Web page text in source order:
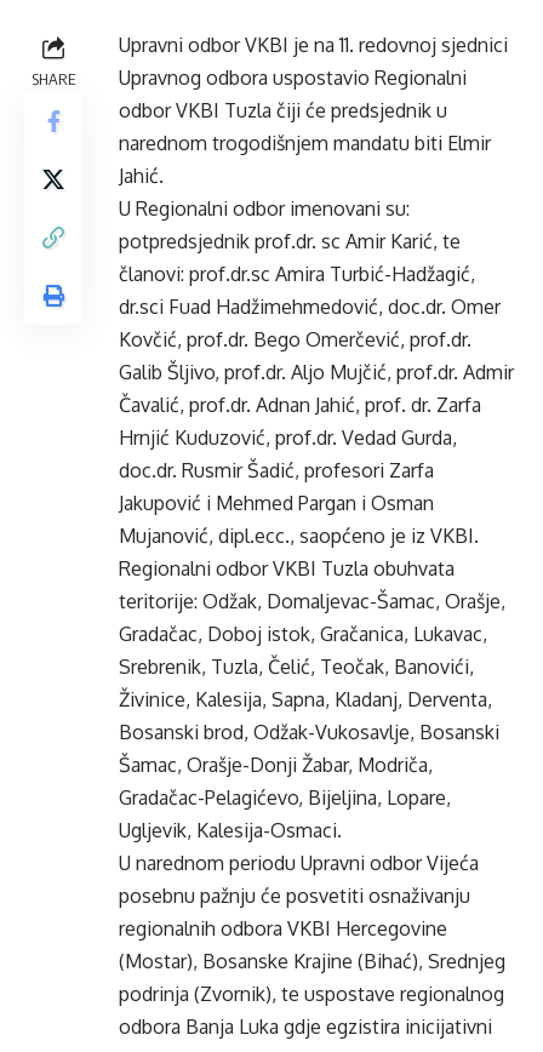
SHARE
Upravni odbor VKBI je na 11. redovnoj sjednici
Upravnog odbora uspostavio Regionalni
odbor VKBI Tuzla čiji će predsjednik u
narednom trogodišnjem mandatu biti Elmir
Jahić.
U Regionalni odbor imenovani su:
potpredsjednik prof.dr. sc Amir Karić, te
članovi: prof.dr.sc Amira Turbić-Hadžagić,
dr.sci Fuad Hadžimehmedović, doc.dr. Omer
Kovčić, prof.dr. Bego Omerčević, prof.dr.
Galib Šljivo, prof.dr. Aljo Mujčić, prof.dr. Admir
Čavalić, prof.dr. Adnan Jahić, prof. dr. Zarfa
Hrnjić Kuduzović, prof.dr. Vedad Gurda,
doc.dr. Rusmir Šadić, profesori Zarfa
Jakupović i Mehmed Pargan i Osman
Mujanović, dipl.ecc., saopćeno je iz VKBI.
Regionalni odbor VKBI Tuzla obuhvata
teritorije: Odžak, Domaljevac-Šamac, Orašje,
Gradačac, Doboj istok, Gračanica, Lukavac,
Srebrenik, Tuzla, Čelić, Teočak, Banovići,
Živinice, Kalesija, Sapna, Kladanj, Derventa,
Bosanski brod, Odžak-Vukosavlje, Bosanski
Šamac, Orašje-Donji Žabar, Modriča,
Gradačac-Pelagićevo, Bijeljina, Lopare,
Ugljevik, Kalesija-Osmaci.
U narednom periodu Upravni odbor Vijeća
posebnu pažnju će posvetiti osnaživanju
regionalnih odbora VKBI Hercegovine
(Mostar), Bosanske Krajine (Bihać), Srednjeg
podrinja (Zvornik), te uspostave regionalnog
odbora Banja Luka gdje egzistira inicijativni